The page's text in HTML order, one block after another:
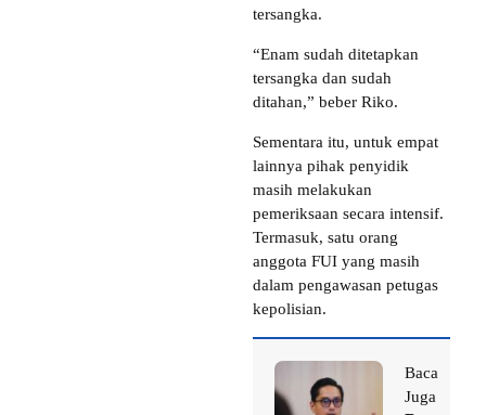
tersangka.
“Enam sudah ditetapkan
tersangka dan sudah
ditahan,” beber Riko.
Sementara itu, untuk empat
lainnya pihak penyidik ​​
masih melakukan
pemeriksaan secara intensif.
Termasuk, satu orang
anggota FUI yang masih
dalam pengawasan petugas
kepolisian.
Baca
Juga